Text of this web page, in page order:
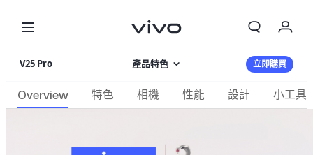
我的訂單
購物車
V25 Pro 產品特色
相片集
立即購買
Overview 特色 相機 性能 設計 小工具